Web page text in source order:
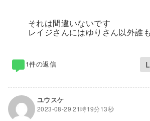
それは間違いないです
レイジさんにはゆりさん以外誰
1件の返信
ユウスケ
2023-08-29 21時19分13秒